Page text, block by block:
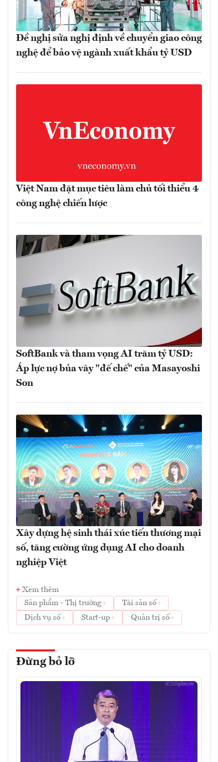
Đề nghị sửa nghị định về chuyển giao công
nghệ để bảo vệ ngành xuất khẩu tỷ USD
Việt Nam đặt mục tiêu làm chủ tối thiểu 4
công nghệ chiến lược
SoftBank và tham vọng AI trăm tỷ USD:
Áp lực nợ bủa vây "đế chế" của Masayoshi
Son
Xây dựng hệ sinh thái xúc tiến thương mại
số, tăng cường ứng dụng AI cho doanh
nghiệp Việt
Xem thêm
Sản phẩm - Thị trường
Tài sản số
Dịch vụ số
Start-up Quản trị số
Đừng bỏ lỡ